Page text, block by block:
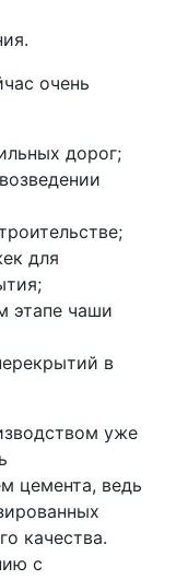
очень
дорог;
для
этапе чаши
в
уже
цемента, ведь
качества.
с